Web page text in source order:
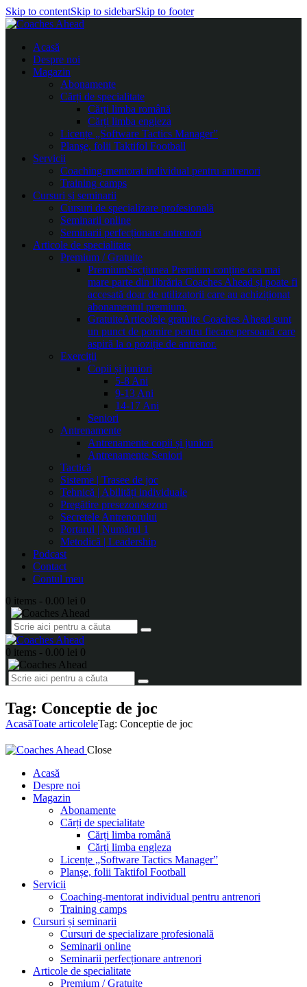
Skip to contentSkip to sidebarSkip to footer
Acasă
Despre noi
Magazin
Abonamente
Cărți de specialitate
Cărți limba română
Cărți limba engleza
Licențe „Software Tactics Manager”
Planșe, folii Taktifol Football
Servicii
Coaching-mentorat individual pentru antrenori
Training camps
Cursuri și seminarii
Cursuri de specializare profesională
Seminarii online
Seminarii perfecționare antrenori
Articole de specialitate
Premium / Gratuite
PremiumSecțiunea Premium conține cea mai
mare parte din librăria Coaches Ahead și poate fi
accesată doar de utilizatorii care au achiziționat
abonamentul premium.
GratuiteArticolele gratuite Coaches Ahead sunt
un punct de pornire pentru fiecare persoană care
aspiră la o poziție de antrenor.
Exerciții
Copii și juniori
5-8 Ani
9-13 Ani
14-17 Ani
Seniori
Antrenamente
Antrenamente copii și juniori
Antrenamente Seniori
Tactică
Sisteme | Trasee de joc
Tehnică | Abilități individuale
Pregătire presezon/sezon
Secretele Antrenorului
Portarul | Numărul 1
Metodică | Leadership
Podcast
Contact
Contul meu
0 items - 0.00 lei 0
0 items - 0.00 lei 0
Tag: Conceptie de joc
AcasăToate articoleleTag: Conceptie de joc
Close
Acasă
Despre noi
Magazin
Abonamente
Cărți de specialitate
Cărți limba română
Cărți limba engleza
Licențe „Software Tactics Manager”
Planșe, folii Taktifol Football
Servicii
Coaching-mentorat individual pentru antrenori
Training camps
Cursuri și seminarii
Cursuri de specializare profesională
Seminarii online
Seminarii perfecționare antrenori
Articole de specialitate
Premium / Gratuite